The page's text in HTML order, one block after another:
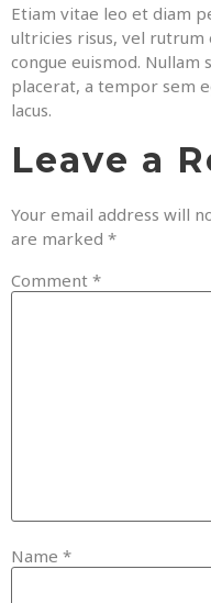
Etiam vitae leo et diam
ultricies risus, vel rutrum
congue euismod. Nullam
placerat, a tempor sem
lacus.
Leave a
Your email address will
are marked *
Comment *
Name *